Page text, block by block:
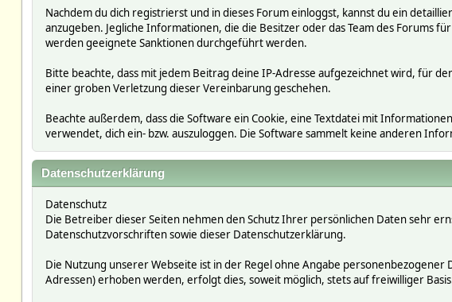
Nachdem du dich registrierst und in dieses Forum einloggst, kannst du ein
anzugeben. Jegliche Informationen, die die Besitzer oder das Team des
werden geeignete Sanktionen durchgeführt werden.
Bitte beachte, dass mit jedem Beitrag deine IP-Adresse aufgezeichnet wird, für
einer groben Verletzung dieser Vereinbarung geschehen.
Beachte außerdem, dass die Software ein Cookie, eine Textdatei mit
verwendet, dich ein- bzw. auszuloggen. Die Software sammelt keine anderen
Datenschutzerklärung
Datenschutz
Die Betreiber dieser Seiten nehmen den Schutz Ihrer persönlichen Daten sehr
Datenschutzvorschriften sowie dieser Datenschutzerklärung.
Die Nutzung unserer Webseite ist in der Regel ohne Angabe
Adressen) erhoben werden, erfolgt dies, soweit möglich, stets auf freiwilliger